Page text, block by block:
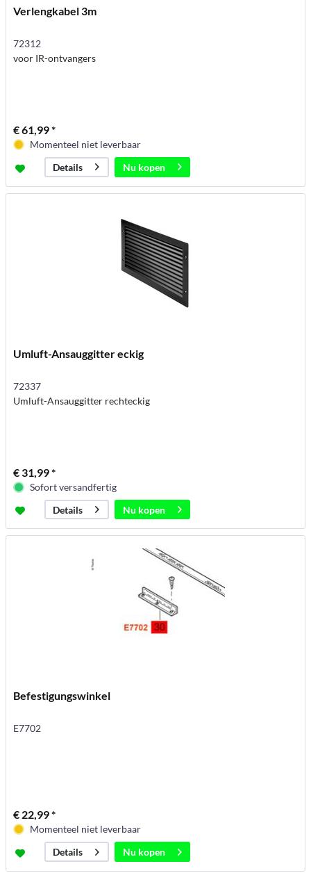
Verlengkabel 3m
72312
voor IR-ontvangers
€ 61,99 *
Momenteel niet leverbaar
Details
Nu kopen
Umluft-Ansauggitter eckig
72337
Umluft-Ansauggitter rechteckig
€ 31,99 *
Sofort versandfertig
Details
Nu kopen
Befestigungswinkel
E7702
€ 22,99 *
Momenteel niet leverbaar
Details
Nu kopen